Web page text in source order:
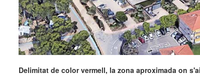
Delimitat de color vermell, la zona aproximada on